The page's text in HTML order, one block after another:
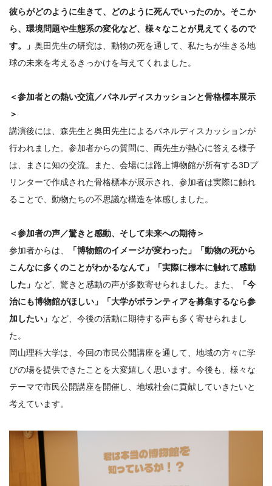
彼らがどのように生きて、
どのように死んでいったのか。そこか
ら、 環境問題や生態系の変化など、様々なことが見えてくるので
す。」 奥田先生の研究は、動物の死を通して、 私たちが生きる地
球の未来を考えるきっかけを与えてくれました。
＜参加者との熱い交流／パネルディスカッションと骨格標本展示
＞
講演後には、 森先生と奥田先生によるパネルディスカッションが
行われました。 参加者からの質問に、両先生が熱心に答える様子
は、
まさに知の交流。また、 会場には路上博物館が所有する3Dプ
リンターで作成された骨格標本が展示され、参加者は実際に触れ
ることで、 動物たちの不思議な構造を体感しました。
＜参加者の声／驚きと感動、そして未来への期待＞
参加者からは、
「博物館のイメージが変わった」「動物の死から
こんなに多くのことがわかるなんて」「実際に標本に触れて感動
した」 など、 驚きと感動の声が多数寄せられました。また、 「今
治にも博物館がほしい」「大学がボランティアを募集するなら参
加したい」 など、 今後の活動に期待する声も多く寄せられまし
た。
岡山理科大学は、今回の市民公開講座を通して、 地域の方々に学
びの場を提供できたことを大変嬉しく思います。 今後も、様々な
テーマで市民公開講座を開催し、 地域社会に貢献していきたいと
考えています。